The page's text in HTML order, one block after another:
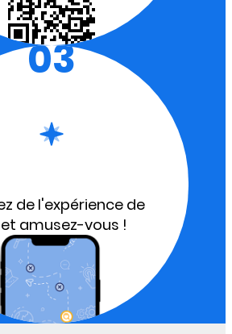
03
de l'expérience de
amusez-vous !